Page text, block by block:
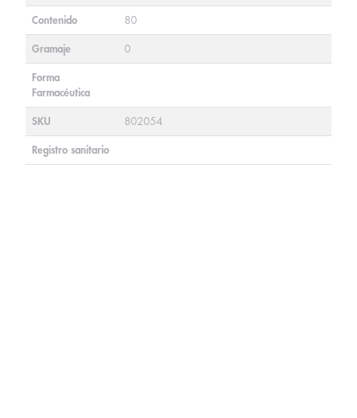
Contenido 80
Gramaje 0
Forma
Farmacéutica
SKU 802054
Registro sanitario